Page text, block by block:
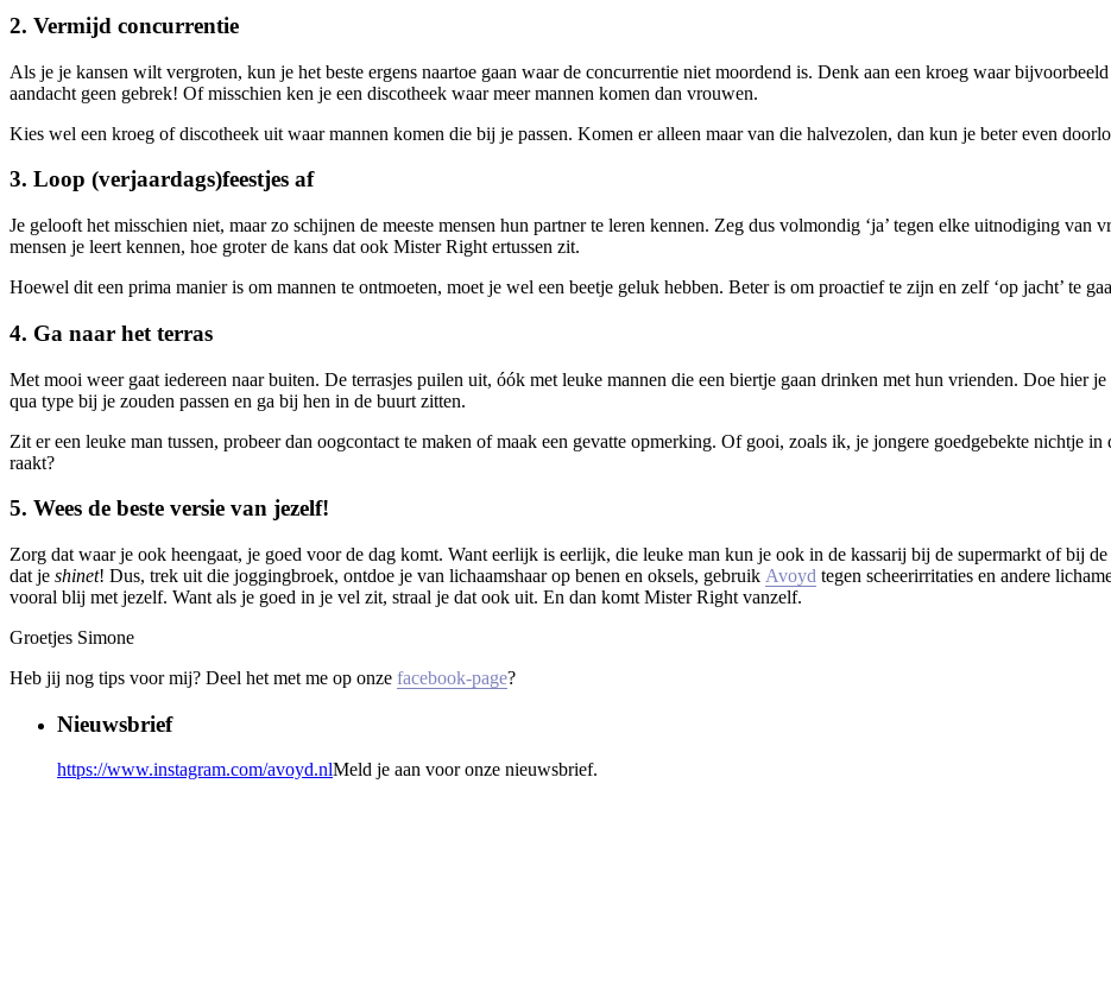
2. Vermijd concurrentie
Als je je kansen wilt vergroten, kun je het beste ergens naartoe gaan waar de concurrentie niet moordend is. Denk aan een kroeg waar
aandacht geen gebrek! Of misschien ken je een discotheek waar meer mannen komen dan vrouwen.
Kies wel een kroeg of discotheek uit waar mannen komen die bij je passen. Komen er alleen maar van die halvezolen, dan kun je beter even
3. Loop (verjaardags)feestjes af
Je gelooft het misschien niet, maar zo schijnen de meeste mensen hun partner te leren kennen. Zeg dus volmondig ‘ja’ tegen elke uitnodiging
mensen je leert kennen, hoe groter de kans dat ook Mister Right ertussen zit.
Hoewel dit een prima manier is om mannen te ontmoeten, moet je wel een beetje geluk hebben. Beter is om proactief te zijn en zelf ‘op jacht’ te
4. Ga naar het terras
Met mooi weer gaat iedereen naar buiten. De terrasjes puilen uit, óók met leuke mannen die een biertje gaan drinken met hun vrienden. Doe hier
qua type bij je zouden passen en ga bij hen in de buurt zitten.
Zit er een leuke man tussen, probeer dan oogcontact te maken of maak een gevatte opmerking. Of gooi, zoals ik, je jongere goedgebekte nichtje
raakt?
5. Wees de beste versie van jezelf!
Zorg dat waar je ook heengaat, je goed voor de dag komt. Want eerlijk is eerlijk, die leuke man kun je ook in de kassarij bij de supermarkt of bij
dat je shinet! Dus, trek uit die joggingbroek, ontdoe je van lichaamshaar op benen en oksels, gebruik Avoyd tegen scheerirritaties en andere
vooral blij met jezelf. Want als je goed in je vel zit, straal je dat ook uit. En dan komt Mister Right vanzelf.
Groetjes Simone
Heb jij nog tips voor mij? Deel het met me op onze facebook-page?
Nieuwsbrief
https://www.instagram.com/avoyd.nlMeld je aan voor onze nieuwsbrief.